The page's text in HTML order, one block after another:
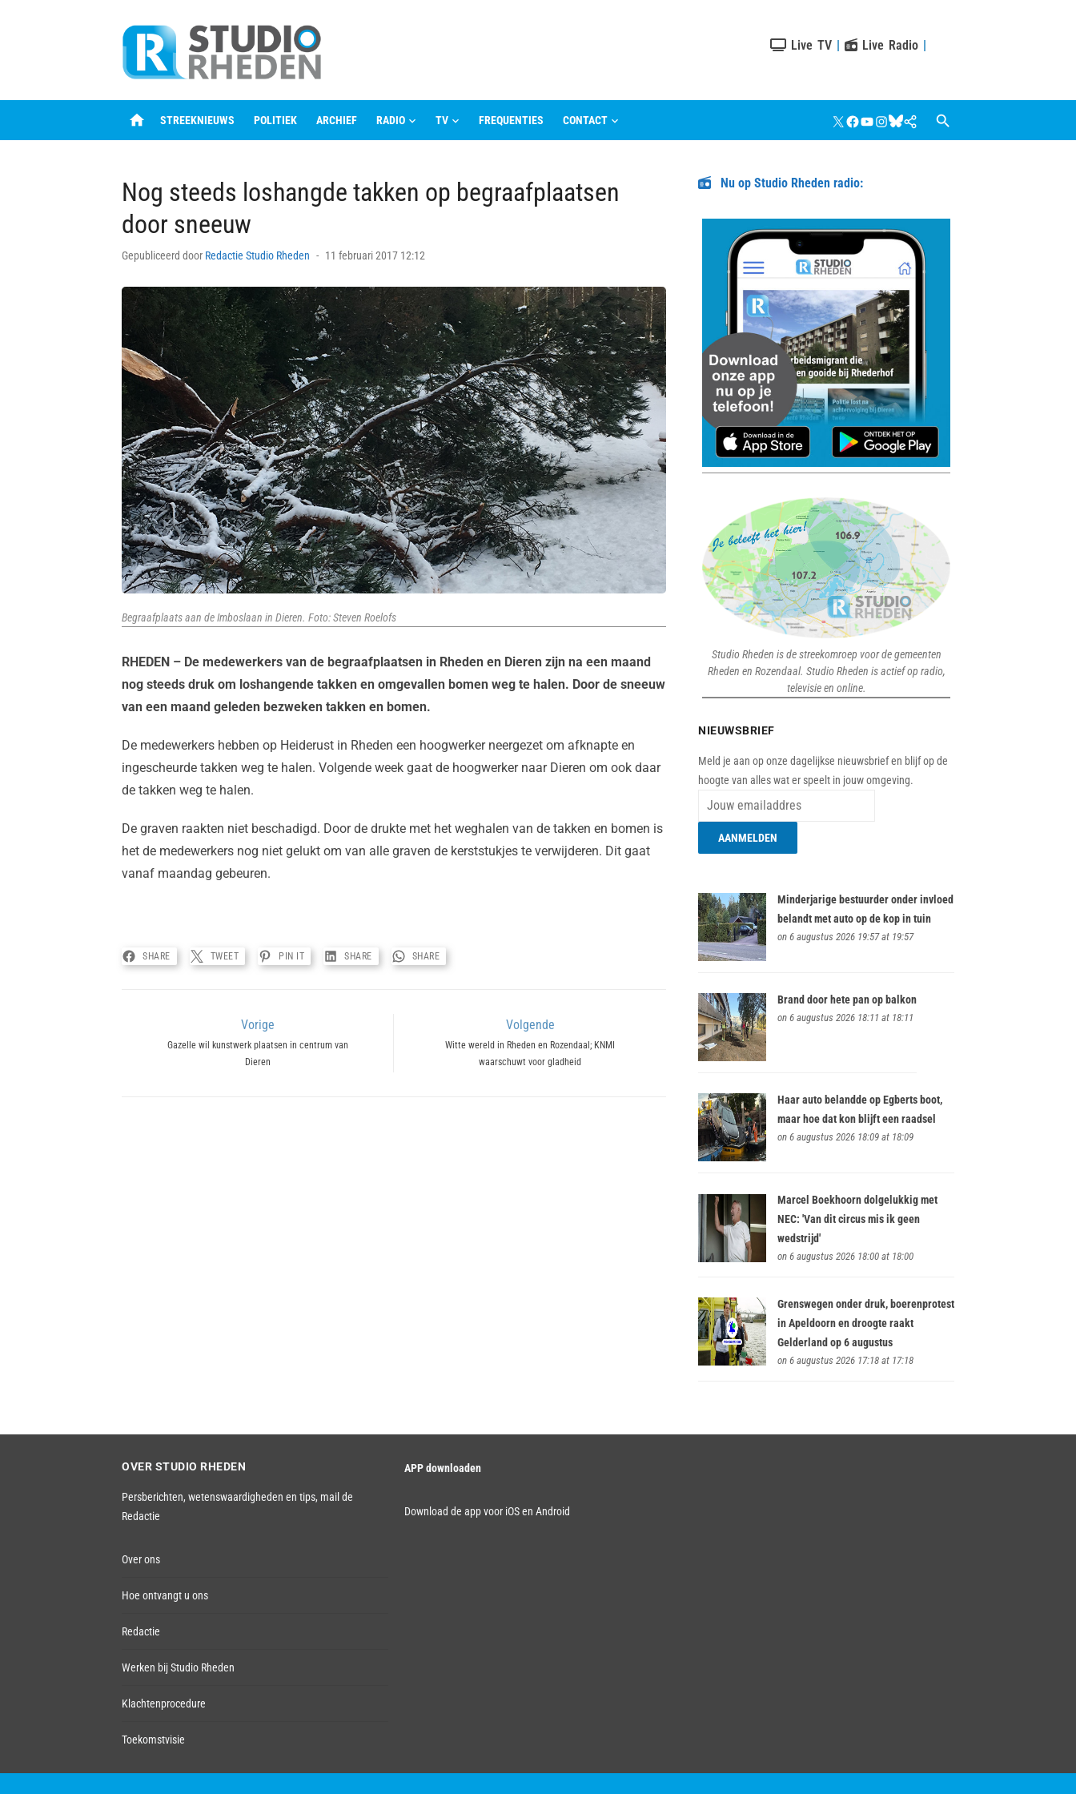
Live TV | Live Radio |
home STREEKNIEUWS POLITIEK ARCHIEF RADIO TV FREQUENTIES CONTACT X Facebook
YouTube
Instagram
Bluesky
Google
Nieuws
Nog steeds loshangde takken op begraafplaatsen
door sneeuw
Gepubliceerd door Redactie Studio Rheden
Posted
11 februari 2017 12:12
Begraafplaats aan de Imboslaan in Dieren. Foto: Steven Roelofs
RHEDEN – De medewerkers van de begraafplaatsen in Rheden en Dieren zijn na een maand
nog steeds druk om loshangende takken en omgevallen bomen weg te halen. Door de sneeuw
van een maand geleden bezweken takken en bomen.
De medewerkers hebben op Heiderust in Rheden een hoogwerker neergezet om afknapte en
ingescheurde takken weg te halen. Volgende week gaat de hoogwerker naar Dieren om ook daar
de takken weg te halen.
De graven raakten niet beschadigd. Door de drukte met het weghalen van de takken en bomen is
het de medewerkers nog niet gelukt om van alle graven de kerststukjes te verwijderen. Dit gaat
vanaf maandag gebeuren.
SHARE TWEET PIN IT SHARE SHARE
navigatie
Vorige
Previous
Gazelle wil kunstwerk plaatsen in centrum van
Dieren
Volgende
NextWitte wereld in Rheden en Rozendaal; KNMI
waarschuwt voor gladheid
Nu op Studio Rheden radio:
Studio Rheden is de streekomroep voor de gemeenten
Rheden en Rozendaal. Studio Rheden is actief op radio,
televisie en online.
NIEUWSBRIEF
Meld je aan op onze dagelijkse nieuwsbrief en blijf op de
hoogte van alles wat er speelt in jouw omgeving.
Minderjarige bestuurder onder invloed
belandt met auto op de kop in tuin
on 6 augustus 2026 19:57 at 19:57
Brand door hete pan op balkon
on 6 augustus 2026 18:11 at 18:11
Haar auto belandde op Egberts boot,
maar hoe dat kon blijft een raadsel
on 6 augustus 2026 18:09 at 18:09
Marcel Boekhoorn dolgelukkig met
NEC: 'Van dit circus mis ik geen
wedstrijd'
on 6 augustus 2026 18:00 at 18:00
Grenswegen onder druk, boerenprotest
in Apeldoorn en droogte raakt
Gelderland op 6 augustus
on 6 augustus 2026 17:18 at 17:18
OVER STUDIO RHEDEN
Persberichten, wetenswaardigheden en tips, mail de
Redactie
Over ons
Hoe ontvangt u ons
Redactie
Werken bij Studio Rheden
Klachtenprocedure
Toekomstvisie
APP downloaden
Download de app voor iOS en Android